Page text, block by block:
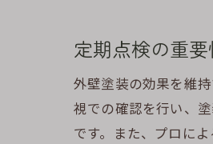
定期点検の重
外壁塗装の効果を維
視での確認を行い、
です。また、プロに